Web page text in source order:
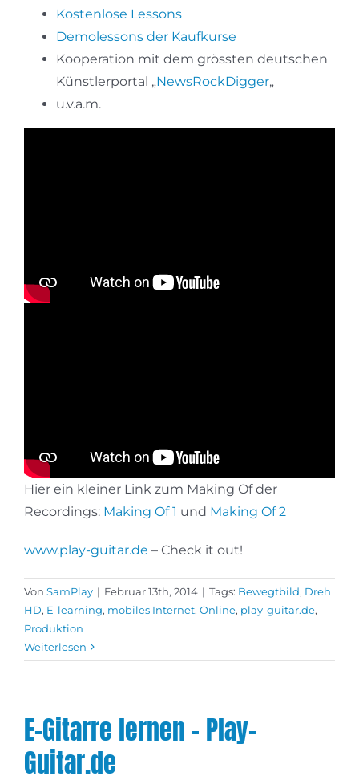
Kostenlose Lessons
Demolessons der Kaufkurse
Kooperation mit dem grössten deutschen
Künstlerportal „NewsRockDigger„
u.v.a.m.
Hier ein kleiner Link zum Making Of der
Recordings: Making Of 1 und Making Of 2
www.play-guitar.de – Check it out!
Von SamPlay | Februar 13th, 2014 | Tags: Bewegtbild, Dreh
HD, E-learning, mobiles Internet, Online, play-guitar.de,
Produktion
Weiterlesen
E-Gitarre lernen – Play-
Guitar.de